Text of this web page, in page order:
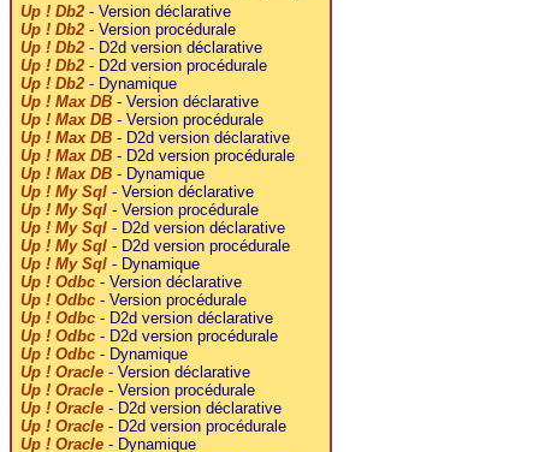
Up ! Db2- Version déclarative
Up ! Db2- Version procédurale
Up ! Db2- D2d version déclarative
Up ! Db2- D2d version procédurale
Up ! Db2- Dynamique
Up ! Max DB- Version déclarative
Up ! Max DB- Version procédurale
Up ! Max DB- D2d version déclarative
Up ! Max DB- D2d version procédurale
Up ! Max DB- Dynamique
Up ! My Sql- Version déclarative
Up ! My Sql- Version procédurale
Up ! My Sql- D2d version déclarative
Up ! My Sql- D2d version procédurale
Up ! My Sql- Dynamique
Up ! Odbc- Version déclarative
Up ! Odbc- Version procédurale
Up ! Odbc- D2d version déclarative
Up ! Odbc- D2d version procédurale
Up ! Odbc- Dynamique
Up ! Oracle- Version déclarative
Up ! Oracle- Version procédurale
Up ! Oracle- D2d version déclarative
Up ! Oracle- D2d version procédurale
Up ! Oracle- Dynamique